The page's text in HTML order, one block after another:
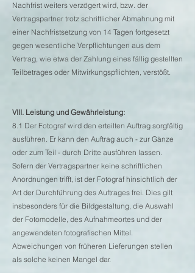
Nachfrist weiters verzögert wird, bzw. der
Vertragspartner trotz schriftlicher Abmahnung mit
einer Nachfristsetzung von 14 Tagen fortgesetzt
gegen wesentliche Verpflichtungen aus dem
Vertrag, wie etwa der Zahlung eines fällig gestellten
Teilbetrages oder Mitwirkungspflichten, verstößt.
VIII. Leistung und Gewährleistung:
8.1 Der Fotograf wird den erteilten Auftrag sorgfältig
ausführen. Er kann den Auftrag auch - zur Gänze
oder zum Teil - durch Dritte ausführen lassen.
Sofern der Vertragspartner keine schriftlichen
Anordnungen trifft, ist der Fotograf hinsichtlich der
Art der Durchführung des Auftrages frei. Dies gilt
insbesonders für die Bildgestaltung, die Auswahl
der Fotomodelle, des Aufnahmeortes und der
angewendeten fotografischen Mittel.
Abweichungen von früheren Lieferungen stellen
als solche keinen Mangel dar.